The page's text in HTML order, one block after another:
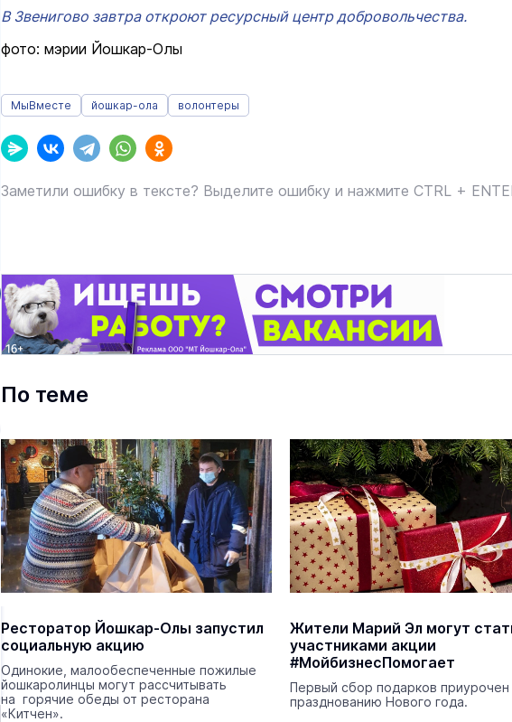
В Звенигово завтра откроют ресурсный центр добровольчества.
фото: мэрии Йошкар-Олы
МыВместе йошкар-ола волонтеры
Заметили ошибку в тексте? Выделите ошибку и нажмите CTRL +
По теме
Ресторатор Йошкар-Олы запустил
социальную акцию
Одинокие, малообеспеченные пожилые
йошкаролинцы могут рассчитывать
на горячие обеды от ресторана
«Китчен».
Жители Марий Эл могут
участниками акции
#МойбизнесПомогает
Первый сбор подарков приурочен
празднованию Нового года.